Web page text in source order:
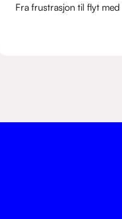
Fra frustrasjon til flyt med